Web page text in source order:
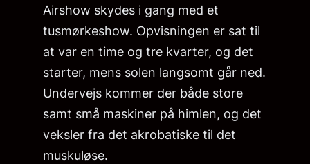
Airshow skydes i gang med et
tusmørkeshow. Opvisningen er sat til
at var en time og tre kvarter, og det
starter, mens solen langsomt går ned.
Undervejs kommer der både store
samt små maskiner på himlen, og det
veksler fra det akrobatiske til det
muskuløse.